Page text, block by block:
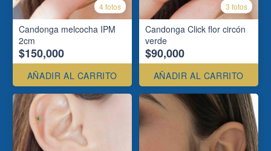
4 fotos
Candonga melcocha IPM
2cm
$150,000
AÑADIR AL CARRITO
3 fotos
Candonga Click flor circón
verde
$90,000
AÑADIR AL CARRITO